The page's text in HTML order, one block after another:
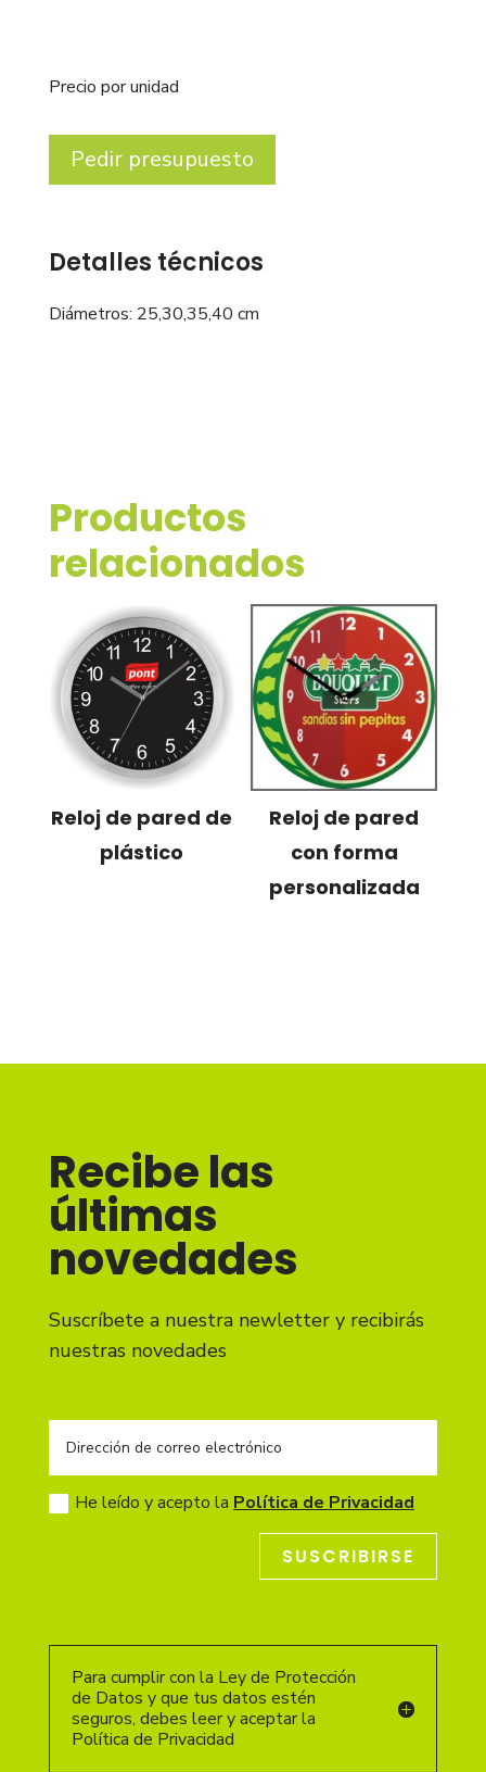
Precio por unidad
Pedir presupuesto
Detalles técnicos
Diámetros: 25,30,35,40 cm
Productos
relacionados
Reloj de pared de
plástico
Reloj de pared
con forma
personalizada
Recibe las
últimas
novedades
Suscríbete a nuestra newletter y recibirás
nuestras novedades
He leído y acepto la Política de Privacidad
SUSCRIBIRSE
Para cumplir con la Ley de Protección
de Datos y que tus datos estén
seguros, debes leer y aceptar la
Política de Privacidad